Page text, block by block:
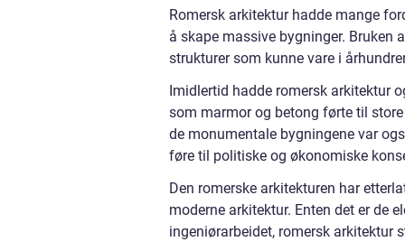
Romersk arkitektur hadde mange
å skape massive bygninger. Bruken
strukturer som kunne vare i
Imidlertid hadde romersk arkitektur
som marmor og betong førte til
de monumentale bygningene var
føre til politiske og økonomiske
Den romerske arkitekturen har
moderne arkitektur. Enten det er de
ingeniørarbeidet, romersk arkitektur